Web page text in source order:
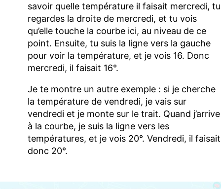
savoir quelle température il faisait mercredi, tu
regardes la droite de mercredi, et tu vois
qu’elle touche la courbe ici, au niveau de ce
point. Ensuite, tu suis la ligne vers la gauche
pour voir la température, et je vois 16. Donc
mercredi, il faisait 16°.
Je te montre un autre exemple : si je cherche
la température de vendredi, je vais sur
vendredi et je monte sur le trait. Quand j’arrive
à la courbe, je suis la ligne vers les
températures, et je vois 20°. Vendredi, il faisait
donc 20°.